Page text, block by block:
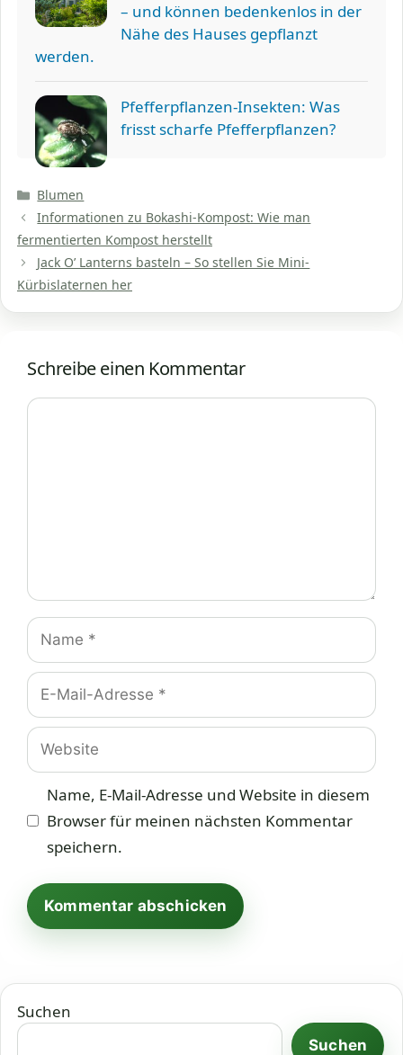
– und können bedenkenlos in der
Nähe des Hauses gepflanzt
werden.
Pfefferpflanzen-Insekten: Was
frisst scharfe Pfefferpflanzen?
Kategorien
Blumen
Informationen zu Bokashi-Kompost: Wie man
fermentierten Kompost herstellt
Jack O’ Lanterns basteln – So stellen Sie Mini-
Kürbislaternen her
Schreibe einen Kommentar
Kommentar
Name
E-
Mail-
Adresse
Website
Name, E-Mail-Adresse und Website in diesem
Browser für meinen nächsten Kommentar
speichern.
Suchen
Suchen